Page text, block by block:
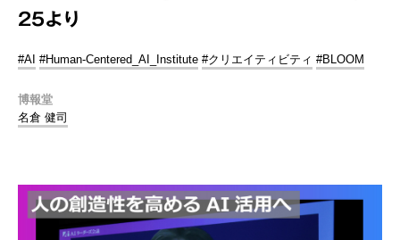
25より
#AI #Human-Centered_AI_Institute #クリエイティビティ #BLOOM
博報堂
名倉 健司